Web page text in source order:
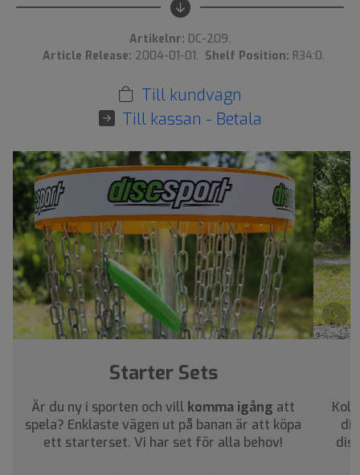
Artikelnr: DC-209.
Article Release: 2004-01-01. Shelf Position: R34:0.
Till kundvagn
Till kassan - Betala
›
Starter Sets
Är du ny i sporten och vill komma igång att
spela? Enklaste vägen ut på banan är att köpa
ett starterset. Vi har set för alla behov!